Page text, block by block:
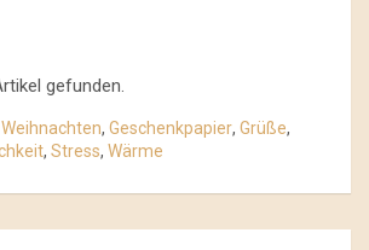
gefunden.
Weihnachten, Geschenkpapier, Grüße,
, Stress, Wärme